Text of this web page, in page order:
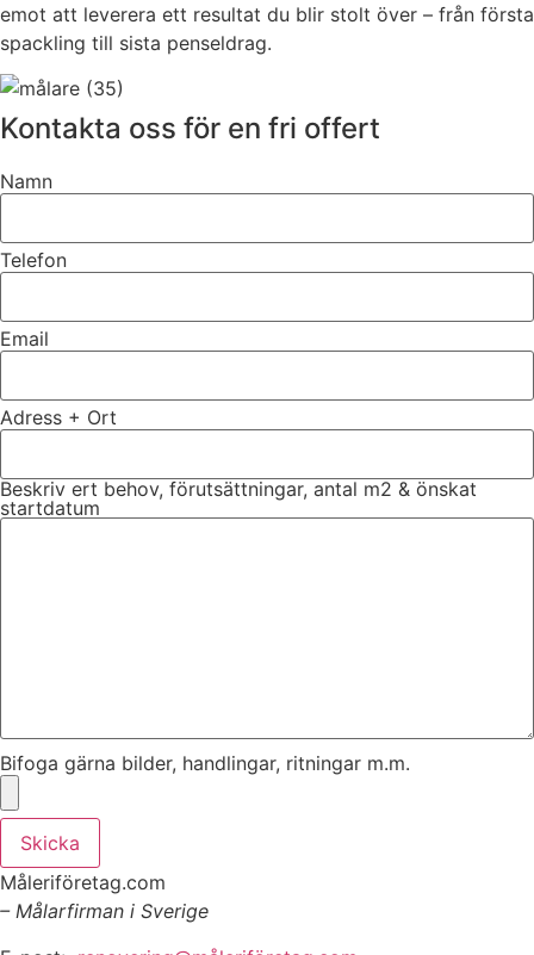
emot att leverera ett resultat du blir stolt över – från första
spackling till sista penseldrag.
Kontakta oss för en fri offert
Namn
Telefon
Email
Adress + Ort
Beskriv ert behov, förutsättningar, antal m2 & önskat
startdatum
Bifoga gärna bilder, handlingar, ritningar m.m.
Skicka
Måleriföretag.com
– Målarfirman i Sverige